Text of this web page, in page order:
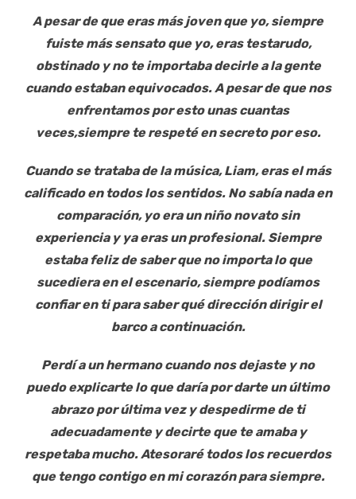
A pesar de que eras más joven que yo, siempre
fuiste más sensato que yo, eras testarudo,
obstinado y no te importaba decirle a la gente
cuando estaban equivocados. A pesar de que nos
enfrentamos por esto unas cuantas
veces,siempre te respeté en secreto por eso.
Cuando se trataba de la música, Liam, eras el más
calificado en todos los sentidos. No sabía nada en
comparación, yo era un niño novato sin
experiencia y ya eras un profesional. Siempre
estaba feliz de saber que no importa lo que
sucediera en el escenario, siempre podíamos
confiar en ti para saber qué dirección dirigir el
barco a continuación.
Perdí a un hermano cuando nos dejaste y no
puedo explicarte lo que daría por darte un último
abrazo por última vez y despedirme de ti
adecuadamente y decirte que te amaba y
respetaba mucho. Atesoraré todos los recuerdos
que tengo contigo en mi corazón para siempre.